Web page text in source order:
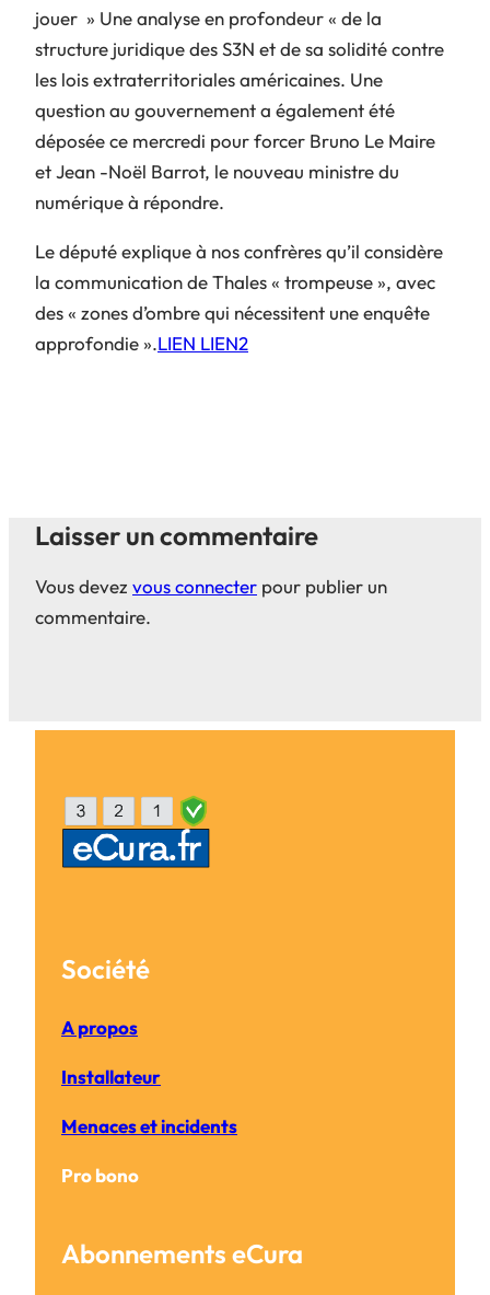
jouer » Une analyse en profondeur « de la
structure juridique des S3N et de sa solidité contre
les lois extraterritoriales américaines. Une
question au gouvernement a également été
déposée ce mercredi pour forcer Bruno Le Maire
et Jean -Noël Barrot, le nouveau ministre du
numérique à répondre.
Le député explique à nos confrères qu’il considère
la communication de Thales « trompeuse », avec
des « zones d’ombre qui nécessitent une enquête
approfondie ».LIEN LIEN2
Laisser un commentaire
Vous devez vous connecter pour publier un
commentaire.
Société
A propos
Installateur
Menaces et incidents
Pro bono
Abonnements eCura